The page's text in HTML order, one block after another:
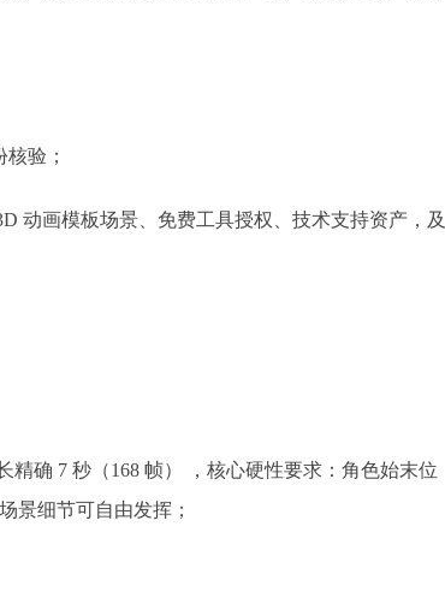
验；​
动画模板场景、免费工具授权、技术支持资产，及
精确 7 秒（168 帧） ，核心硬性要求：角色始末位
景细节可自由发挥；